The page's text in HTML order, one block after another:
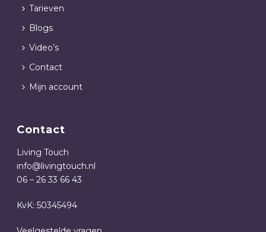
Tarieven
Blogs
Video’s
Contact
Mijn account
Contact
Living Touch
info@livingtouch.nl
06 – 26 33 66 43
KvK: 50345494